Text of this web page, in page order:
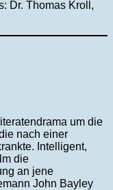
Dr. Thomas Kroll,
um die
nach einer
Intelligent,
die
an jene
John Bayley